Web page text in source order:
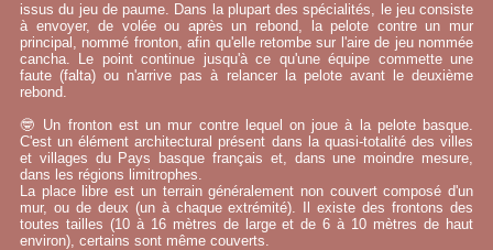
issus du jeu de paume. Dans la plupart des spécialités, le jeu consiste
à envoyer, de volée ou après un rebond, la pelote contre un mur
principal, nommé fronton, afin qu'elle retombe sur l'aire de jeu nommée
cancha. Le point continue jusqu'à ce qu'une équipe commette une
faute (falta) ou n'arrive pas à relancer la pelote avant le deuxième
rebond.
🤓 Un fronton est un mur contre lequel on joue à la pelote basque.
C'est un élément architectural présent dans la quasi-totalité des villes
et villages du Pays basque français et, dans une moindre mesure,
dans les régions limitrophes.
La place libre est un terrain généralement non couvert composé d'un
mur, ou de deux (un à chaque extrémité). Il existe des frontons des
toutes tailles (10 à 16 mètres de large et de 6 à 10 mètres de haut
environ), certains sont même couverts.